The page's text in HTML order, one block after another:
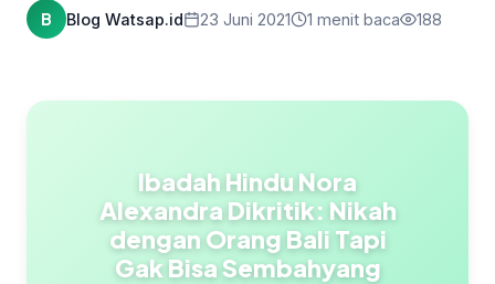
B Blog Watsap.id 23 Juni 2021 1 menit baca 188
Ibadah Hindu Nora
Alexandra Dikritik: Nikah
dengan Orang Bali Tapi
Gak Bisa Sembahyang